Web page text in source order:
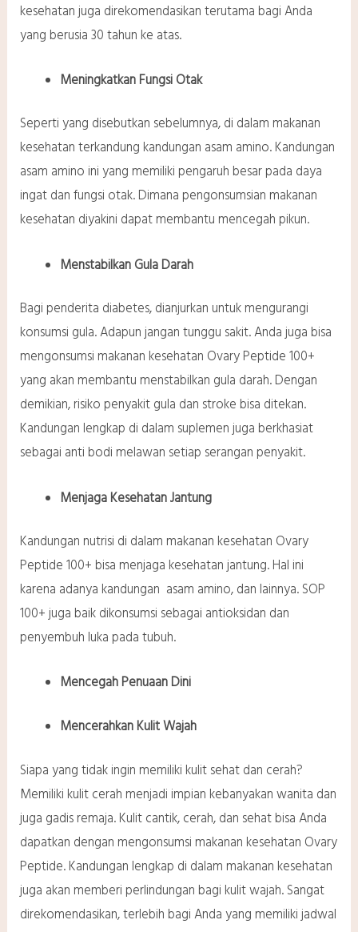
kesehatan juga direkomendasikan terutama bagi Anda
yang berusia 30 tahun ke atas.
Meningkatkan Fungsi Otak
Seperti yang disebutkan sebelumnya, di dalam makanan
kesehatan terkandung kandungan asam amino. Kandungan
asam amino ini yang memiliki pengaruh besar pada daya
ingat dan fungsi otak. Dimana pengonsumsian makanan
kesehatan diyakini dapat membantu mencegah pikun.
Menstabilkan Gula Darah
Bagi penderita diabetes, dianjurkan untuk mengurangi
konsumsi gula. Adapun jangan tunggu sakit. Anda juga bisa
mengonsumsi makanan kesehatan Ovary Peptide 100+
yang akan membantu menstabilkan gula darah. Dengan
demikian, risiko penyakit gula dan stroke bisa ditekan.
Kandungan lengkap di dalam suplemen juga berkhasiat
sebagai anti bodi melawan setiap serangan penyakit.
Menjaga Kesehatan Jantung
Kandungan nutrisi di dalam makanan kesehatan Ovary
Peptide 100+ bisa menjaga kesehatan jantung. Hal ini
karena adanya kandungan asam amino, dan lainnya. SOP
100+ juga baik dikonsumsi sebagai antioksidan dan
penyembuh luka pada tubuh.
Mencegah Penuaan Dini
Mencerahkan Kulit Wajah
Siapa yang tidak ingin memiliki kulit sehat dan cerah?
Memiliki kulit cerah menjadi impian kebanyakan wanita dan
juga gadis remaja. Kulit cantik, cerah, dan sehat bisa Anda
dapatkan dengan mengonsumsi makanan kesehatan Ovary
Peptide. Kandungan lengkap di dalam makanan kesehatan
juga akan memberi perlindungan bagi kulit wajah. Sangat
direkomendasikan, terlebih bagi Anda yang memiliki jadwal